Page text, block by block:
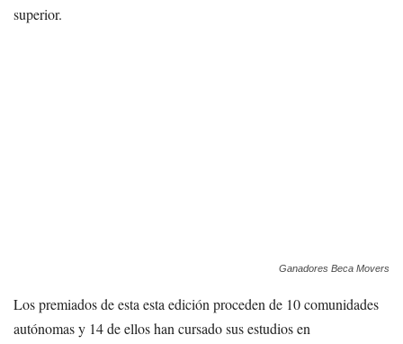
superior.
Ganadores Beca Movers
Los premiados de esta esta edición proceden de 10 comunidades
autónomas y 14 de ellos han cursado sus estudios en